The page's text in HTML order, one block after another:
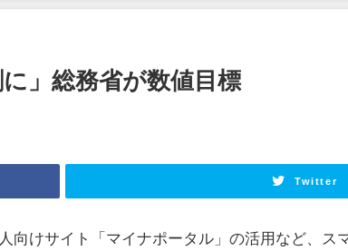
」総務省が数値目標
Twitter
向けサイト「マイナポータル」の活用など、ス